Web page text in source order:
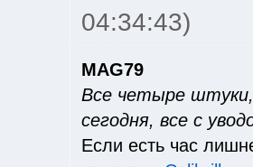
04:34:43)
MAG79
Все четыре
сегодня, все с
Если есть час